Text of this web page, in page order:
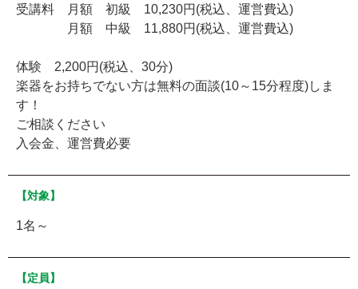
受講料 月額 初級 10,230円(税込、運営費込)
月額 中級 11,880円(税込、運営費込)
体験 2,200円(税込、30分)
楽器をお持ちでない方は無料の面談(10～15分程度)しま
す！
ご相談ください
入会金、運営費必要
【対象】
1名～
【定員】